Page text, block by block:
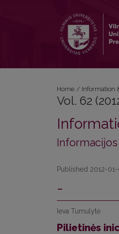
Home / Information
Vol. 62
Published 2012-01-
-
Ieva Tumulytė
Pilietinės